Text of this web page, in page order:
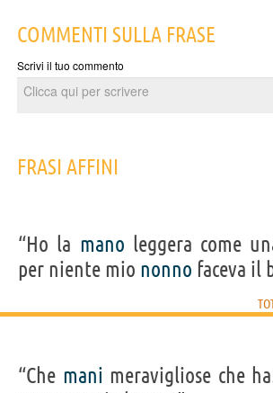
COMMENTI SULLA FRASE
Scrivi il tuo commento
FRASI AFFINI
“Ho la mano leggera come
per niente mio nonno faceva il
“Che mani meravigliose che